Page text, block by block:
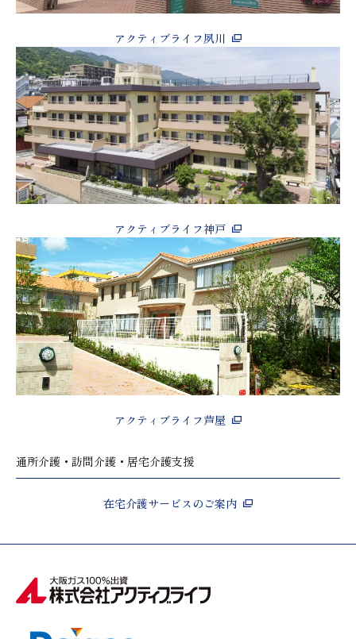
アクティブライフ夙川
アクティブライフ神戸
アクティブライフ芦屋
通所介護・訪問介護・居宅介護支援
在宅介護サービスのご案内